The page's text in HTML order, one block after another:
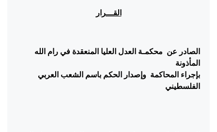
القـــرار
الصادر عن محكمـة العدل العليا المنعقدة في رام الله
المأذونة
بإجراء المحاكمة وإصدار الحكم باسم الشعب العربي
الفلسطيني